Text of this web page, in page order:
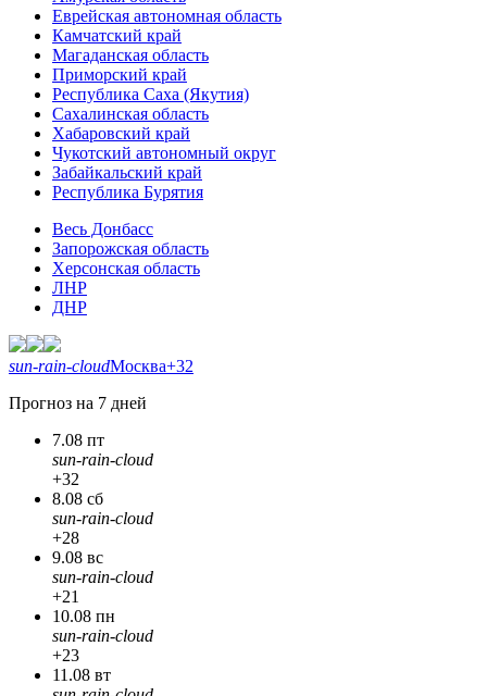
Еврейская автономная область
Камчатский край
Магаданская область
Приморский край
Республика Саха (Якутия)
Сахалинская область
Хабаровский край
Чукотский автономный округ
Забайкальский край
Республика Бурятия
Весь Донбасс
Запорожская область
Херсонская область
ЛНР
ДНР
sun-rain-cloudМосква+32
Прогноз на 7 дней
7.08 пт
sun-rain-cloud
+32
8.08 сб
sun-rain-cloud
+28
9.08 вс
sun-rain-cloud
+21
10.08 пн
sun-rain-cloud
+23
11.08 вт